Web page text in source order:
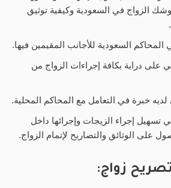
الزواج في السعودية وكيفية توثيق
المحاكم السعودية للأجانب المقيمين فيها.
على دراية بكافة إجراءات الزواج من
خبرة في التعامل مع المحاكم المحلية.
تسهيل إجراء الزيجات وإجرائها داخل
على الوثائق والتصاريح لإتمام الزواج.
زواج: